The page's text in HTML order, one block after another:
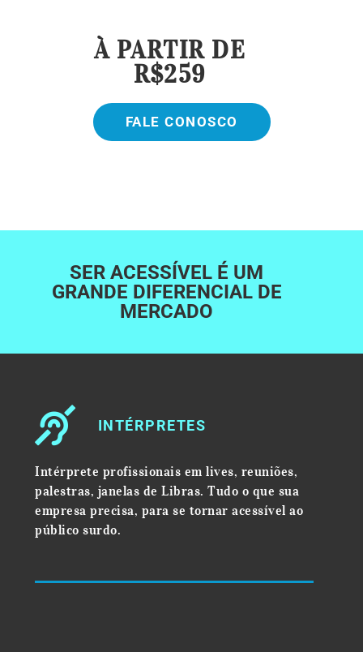
À PARTIR DE
R$259
FALE CONOSCO
SER ACESSÍVEL É UM
GRANDE DIFERENCIAL DE
MERCADO
INTÉRPRETES
Intérprete profissionais em lives, reuniões,
palestras, janelas de Libras. Tudo o que sua
empresa precisa, para se tornar acessível ao
público surdo.